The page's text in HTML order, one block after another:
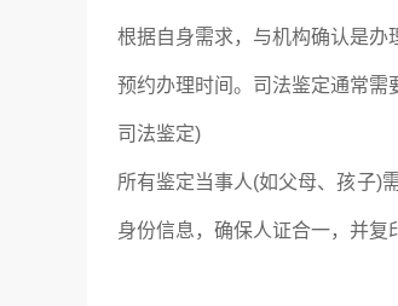
根据自身需求，与机构确认是办
预约办理时间。司法鉴定通常
司法鉴定)
所有鉴定当事人(如父母、孩子)
身份信息，确保人证合一，并复